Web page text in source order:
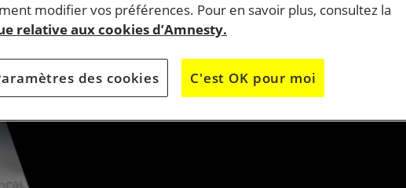
Par Éric Dourel. Illustrations : Damien Roudeau.
modifier vos préférences. Pour en savoir plus, consultez la
relative aux cookies d’Amnesty.
des cookies C'est OK pour moi